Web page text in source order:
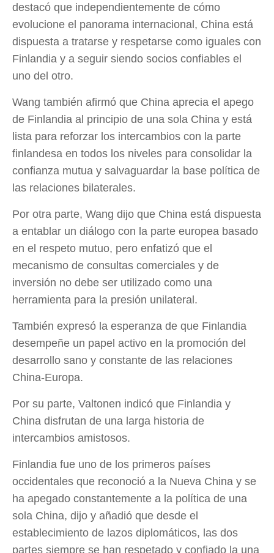
destacó que independientemente de cómo
evolucione el panorama internacional, China está
dispuesta a tratarse y respetarse como iguales con
Finlandia y a seguir siendo socios confiables el
uno del otro.
Wang también afirmó que China aprecia el apego
de Finlandia al principio de una sola China y está
lista para reforzar los intercambios con la parte
finlandesa en todos los niveles para consolidar la
confianza mutua y salvaguardar la base política de
las relaciones bilaterales.
Por otra parte, Wang dijo que China está dispuesta
a entablar un diálogo con la parte europea basado
en el respeto mutuo, pero enfatizó que el
mecanismo de consultas comerciales y de
inversión no debe ser utilizado como una
herramienta para la presión unilateral.
También expresó la esperanza de que Finlandia
desempeñe un papel activo en la promoción del
desarrollo sano y constante de las relaciones
China-Europa.
Por su parte, Valtonen indicó que Finlandia y
China disfrutan de una larga historia de
intercambios amistosos.
Finlandia fue uno de los primeros países
occidentales que reconoció a la Nueva China y se
ha apegado constantemente a la política de una
sola China, dijo y añadió que desde el
establecimiento de lazos diplomáticos, las dos
partes siempre se han respetado y confiado la una